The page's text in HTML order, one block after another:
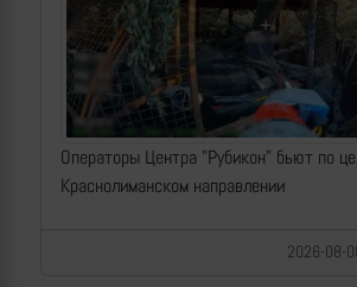
Операторы Центра "Рубикон" бьют по
Краснолиманском направлении
2026-08-